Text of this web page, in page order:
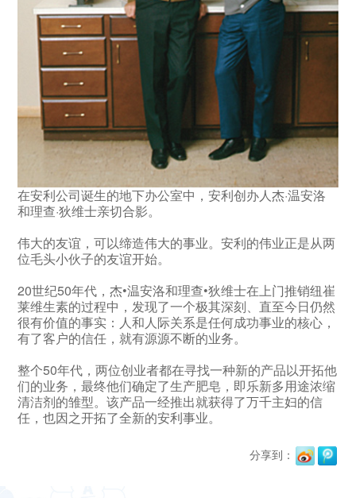
在安利公司诞生的地下办公室中，安利创办人杰·温安洛
和理查·狄维士亲切合影。
伟大的友谊，可以缔造伟大的事业。安利的伟业正是从两
位毛头小伙子的友谊开始。
20世纪50年代，杰•温安洛和理查•狄维士在上门推销纽崔
莱维生素的过程中，发现了一个极其深刻、直至今日仍然
很有价值的事实：人和人际关系是任何成功事业的核心，
有了客户的信任，就有源源不断的业务。
整个50年代，两位创业者都在寻找一种新的产品以开拓他
们的业务，最终他们确定了生产肥皂，即乐新多用途浓缩
清洁剂的雏型。该产品一经推出就获得了万千主妇的信
任，也因之开拓了全新的安利事业。
分享到：